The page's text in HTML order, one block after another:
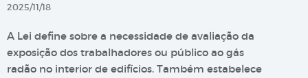
2025/11/18
A Lei define sobre a necessidade de avaliação da
exposição dos trabalhadores ou público ao gás
radão no interior de edifícios. Também estabelece